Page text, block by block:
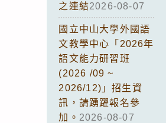
之連結2026-08-07
國立中山大學外國語
文教學中心「2026年
語文能力研習班
(2026 /09 ~
2026/12)」招生資
訊，請踴躍報名參
加。 2026-08-07